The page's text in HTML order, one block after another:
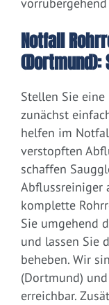
Notfall
Stellen Sie
zunächst
helfen im
verstopften
schaffen
Abflussreiniger
komplette
Sie umgehend
und lassen Sie
beheben. Wir
(Dortmund)
erreichbar.